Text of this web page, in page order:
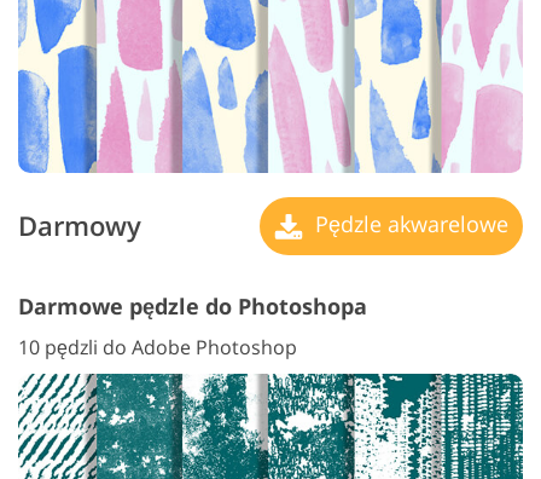
Darmowy Pędzle akwarelowe
Darmowe pędzle do Photoshopa
10 pędzli do Adobe Photoshop